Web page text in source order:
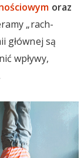
oraz
„rach-
głównej są
wpływy,